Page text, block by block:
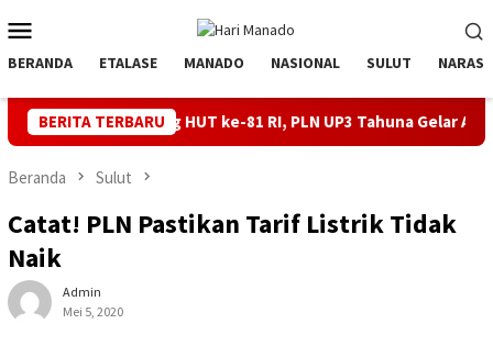
ke
kontenMobile
BERANDA ETALASE MANADO NASIONAL SULUT NARASI
BERITA TERBARU
HUT ke-81 RI, PLN UP3 Tahuna Gelar Apel dan Inspeksi
Beranda Sulut
Catat! PLN Pastikan Tarif Listrik Tidak
Naik
Admin
Mei 5, 2020